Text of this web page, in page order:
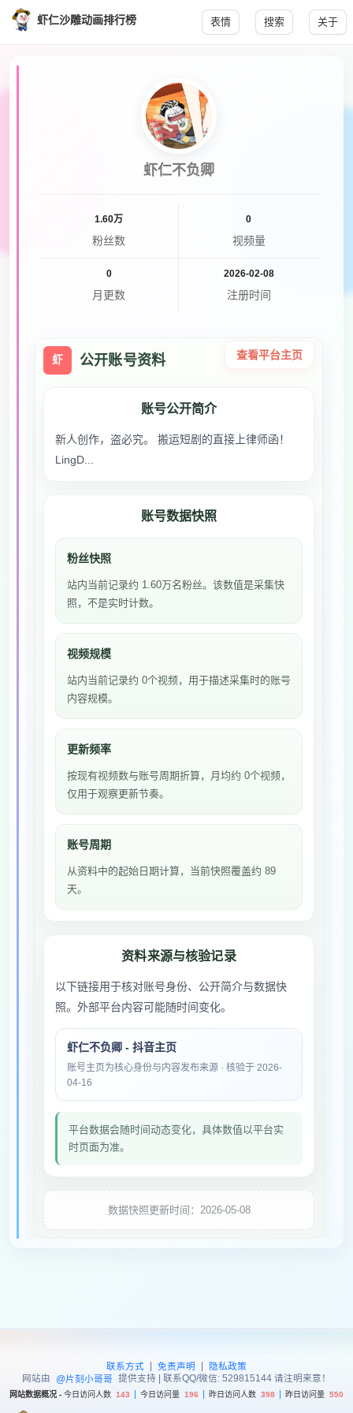
虾仁沙雕动画排行榜 表情 搜索 关于
虾仁不负卿
1.60万
粉丝数
0
视频量
0
月更数
2026-02-08
注册时间
虾 公开账号资料 查看平台主页
账号公开简介
新人创作，盗必究。 搬运短剧的直接上律师函！
LingD...
账号数据快照
粉丝快照
站内当前记录约 1.60万名粉丝。该数值是采集快
照，不是实时计数。
视频规模
站内当前记录约 0个视频，用于描述采集时的账号
内容规模。
更新频率
按现有视频数与账号周期折算，月均约 0个视频，
仅用于观察更新节奏。
账号周期
从资料中的起始日期计算，当前快照覆盖约 89
天。
资料来源与核验记录
以下链接用于核对账号身份、公开简介与数据快
照。外部平台内容可能随时间变化。
虾仁不负卿 - 抖音主页
账号主页为核心身份与内容发布来源 · 核验于 2026-
04-16
平台数据会随时间动态变化，具体数值以平台实
时页面为准。
数据快照更新时间：2026-05-08
联系方式 | 免责声明 |
隐私政策
网站由
@片刻小哥哥 提供支持 | 联系QQ/微信: 529815144 请注明来意！
网站数据概况 - 今日访问人数 143 今日访问量 196 昨日访问人数 398 昨日访问量 550